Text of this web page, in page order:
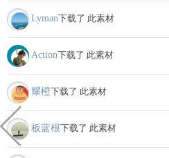
Lyman下载了 此素材
Action下载了 此素材
耀橙下载了 此素材
板蓝根下载了 此素材